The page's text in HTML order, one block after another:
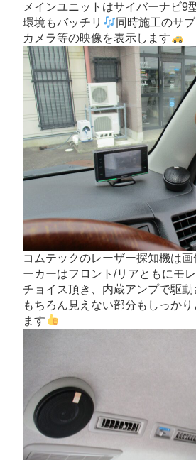
メインユニットはサイバーナビ9
環境もバッチリ
同時施工のサ
カメラ等の映像を表示します
コムテックのレーザー探知機は
ーカーはフロント/リアともにモ
チョイス頂き、内蔵アンプで駆動
もちろん見えない部分もしっかり
ます